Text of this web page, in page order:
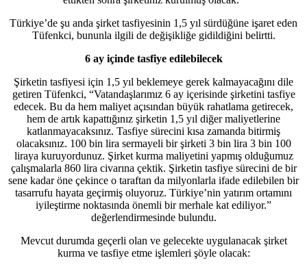
Türkiye’de şu anda şirket tasfiyesinin 1,5 yıl sürdüğüne işaret eden
Tüfenkci, bununla ilgili de değişikliğe gidildiğini belirtti.
6 ay içinde tasfiye edilebilecek
Şirketin tasfiyesi için 1,5 yıl beklemeye gerek kalmayacağını dile
getiren Tüfenkci, “Vatandaşlarımız 6 ay içerisinde şirketini tasfiye
edecek. Bu da hem maliyet açısından büyük rahatlama getirecek,
hem de artık kapattığınız şirketin 1,5 yıl diğer maliyetlerine
katlanmayacaksınız. Tasfiye sürecini kısa zamanda bitirmiş
olacaksınız. 100 bin lira sermayeli bir şirketi 3 bin lira 3 bin 100
liraya kuruyordunuz. Şirket kurma maliyetini yapmış olduğumuz
çalışmalarla 860 lira civarına çektik. Şirketin tasfiye sürecini de bir
sene kadar öne çekince o taraftan da milyonlarla ifade edilebilen bir
tasarrufu hayata geçirmiş oluyoruz. Türkiye’nin yatırım ortamını
iyileştirme noktasında önemli bir merhale kat ediliyor.”
değerlendirmesinde bulundu.
Mevcut durumda geçerli olan ve gelecekte uygulanacak şirket
kurma ve tasfiye etme işlemleri şöyle olacak: